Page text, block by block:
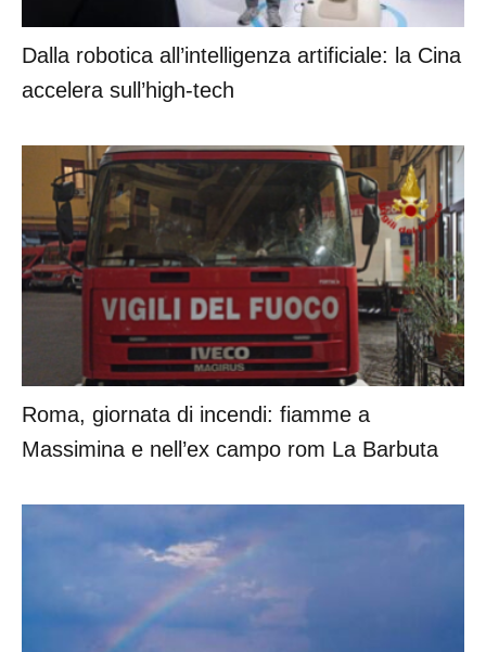
Dalla robotica all’intelligenza artificiale: la Cina
accelera sull’high-tech
Roma, giornata di incendi: fiamme a
Massimina e nell’ex campo rom La Barbuta